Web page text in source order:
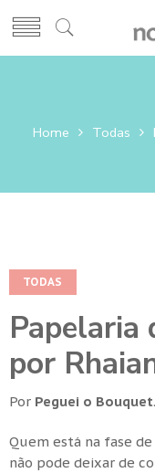
Home Todas
TODAS
Papelaria
por
Por Peguei o Bouquet.
Quem está na fase
não pode deixar de